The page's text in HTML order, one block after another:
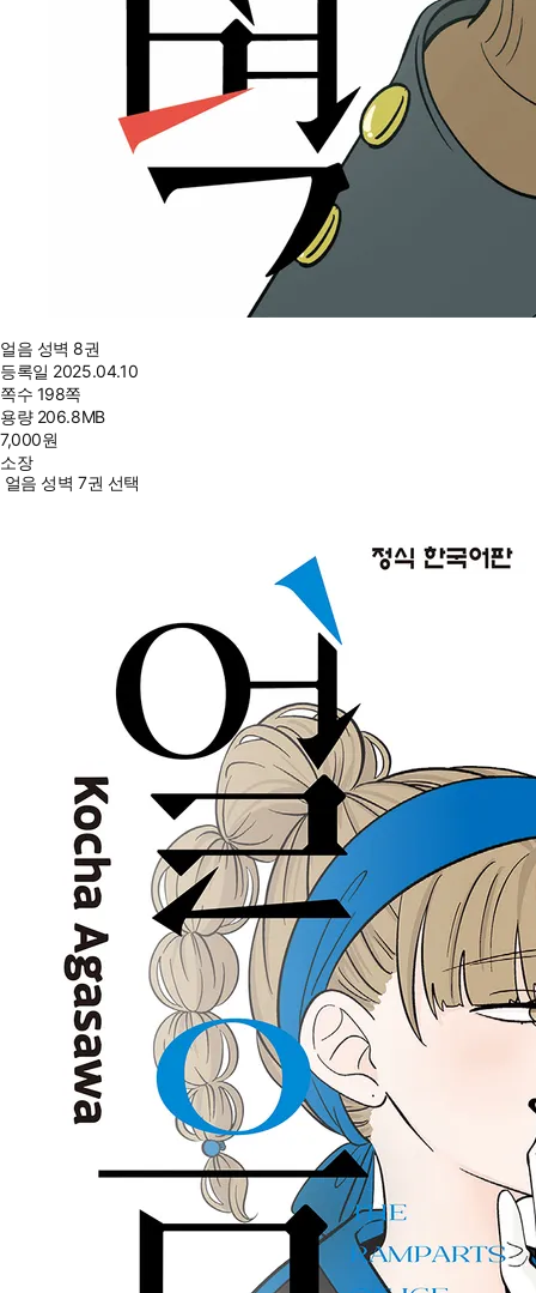
얼음 성벽 8권
등록일 2025.04.10
쪽수 198쪽
용량 206.8MB
7,000원
소장
얼음 성벽 7권 선택